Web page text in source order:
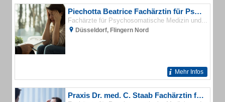
Piechotta Beatrice Fachärztin für Psychotherapeutische Medizin
Fachärzte für Psychosomatische Medizin und Psychotherapie
Düsseldorf, Flingern Nord
Mehr Infos
Praxis Dr. med. C. Staab Fachärztin für Psychotherapeutische Medizin